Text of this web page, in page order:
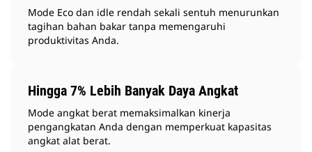
Mode Eco dan idle rendah sekali sentuh menurunkan
tagihan bahan bakar tanpa memengaruhi
produktivitas Anda.
Hingga 7% Lebih Banyak Daya Angkat
Mode angkat berat memaksimalkan kinerja
pengangkatan Anda dengan memperkuat kapasitas
angkat alat berat.